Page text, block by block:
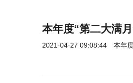
本年度“第二大满
2021-04-27 09:08:44 本年